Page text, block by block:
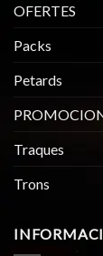
OFERTES
Packs
Petards
Traques
Trons